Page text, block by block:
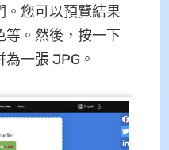
。您可以預覽結果
等。然後，按一下
為一張 JPG。